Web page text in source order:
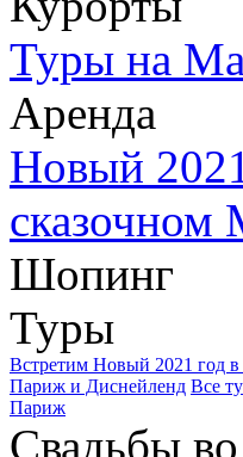
Туры на
Аренда
Новый
сказочном
Шопинг
Туры
Встретим Новый 2021
Париж и Диснейленд Все
Париж
Свадьбы